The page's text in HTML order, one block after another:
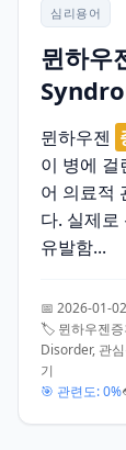
심리용어
뮌하우
뮌하우젠
이 병에
어 의료적
다. 실제
유발함...
📅 2026-01-
🏷️ 뮌하우젠증
Disorder, 관
기
🎯 관련도: 0%